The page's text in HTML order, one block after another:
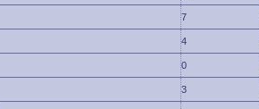
7
4
0
3